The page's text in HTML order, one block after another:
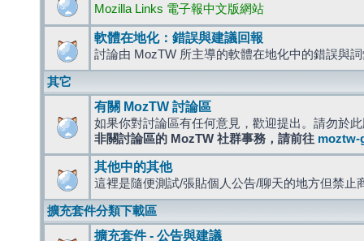
Mozilla Links 電子報中文版網站
軟體在地化：錯誤與建議回報
討論由 MozTW 所主導的軟體在地化中的錯誤與
其它
有關 MozTW 討論區
如果你對討論區有任何意見，歡迎提出。請勿於
非關討論區的 MozTW 社群事務，請前往 moztw-
其他中的其他
這裡是隨便測試/張貼個人公告/聊天的地方但禁止
擴充套件分類下載區
擴充套件 - 公告與建議